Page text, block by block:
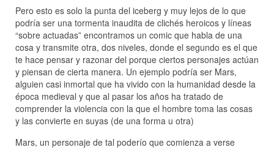
Pero esto es solo la punta del iceberg y muy lejos de lo que
podría ser una tormenta inaudita de clichés heroicos y líneas
“sobre actuadas” encontramos un comic que habla de una
cosa y transmite otra, dos niveles, donde el segundo es el que
te hace pensar y razonar del porque ciertos personajes actúan
y piensan de cierta manera. Un ejemplo podría ser Mars,
alguien casi inmortal que ha vivido con la humanidad desde la
época medieval y que al pasar los años ha tratado de
comprender la violencia con la que el hombre toma las cosas
y las convierte en suyas (de una forma u otra)
Mars, un personaje de tal poderío que comienza a verse